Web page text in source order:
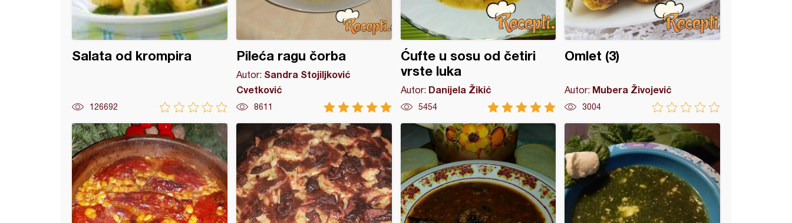
Salata od krompira
126692
Pileća ragu čorba
Autor: Sandra Stojiljković
Cvetković
8611
Ćufte u sosu od četiri
vrste luka
Autor: Danijela Žikić
5454
Omlet (3)
Autor: Mubera Živojević
3004
od spanaća